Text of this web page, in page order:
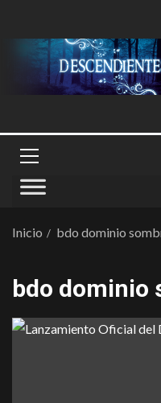
Inicio bdo dominio
bdo dominio